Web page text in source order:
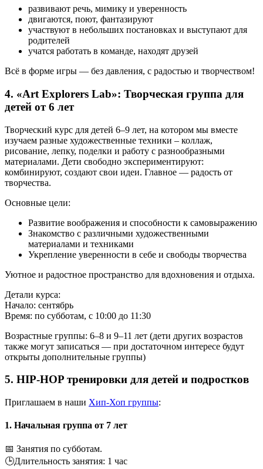
развивают речь, мимику и уверенность
двигаются, поют, фантазируют
участвуют в небольших постановках и выступают для
родителей
учатся работать в команде, находят друзей
Всё в форме игры — без давления, с радостью и творчеством!
4. «Art Explorers Lab»: Творческая группа для
детей от 6 лет
Творческий курс для детей 6–9 лет, на котором мы вместе
изучаем разные художественные техники – коллаж,
рисование, лепку, поделки и работу с разнообразными
материалами. Дети свободно экспериментируют:
комбинируют, создают свои идеи. Главное — радость от
творчества.
Основные цели:
Развитие воображения и способности к самовыражению
Знакомство с различными художественными
материалами и техниками
Укрепление уверенности в себе и свободы творчества
Уютное и радостное пространство для вдохновения и отдыха.
Детали курса:
Начало: сентябрь
Время: по субботам, с 10:00 до 11:30
Возрастные группы: 6–8 и 9–11 лет (дети других возрастов
также могут записаться — при достаточном интересе будут
открыты дополнительные группы)
5. HIP-HOP тренировки для детей и подростков
Приглашаем в наши Хип-Хоп группы:
1. Начальная группа от 7 лет
📅 Занятия по субботам.
🕒Длительность занятия: 1 час